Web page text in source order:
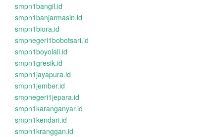
smpn1bangil.id
smpn1banjarmasin.id
smpn1biora.id
smpnegeri1bobotsari.id
smpn1boyolali.id
smpn1gresik.id
smpn1jayapura.id
smpn1jember.id
smpnegeri1jepara.id
smpn1karanganyar.id
smpn1kendari.id
smpn1kranggan.id